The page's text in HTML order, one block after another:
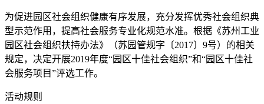
为促进园区社会组织健康有序发展，充分发挥优秀社会组织典
型示范作用，提高社会服务专业化规范水准。根据《苏州工业
园区社会组织扶持办法》（苏园管规字〔2017〕9号）的相关
规定，决定开展2019年度“园区十佳社会组织”和“园区十佳社
会服务项目”评选工作。
活动规则